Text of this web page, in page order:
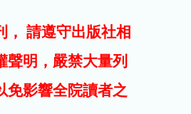
子期刊
試用
， 請遵守出版社相
聲明，嚴禁大量列
免影響全院讀者之